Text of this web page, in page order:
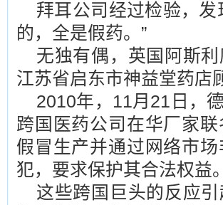
拜耳公司经过检验，
的，全是假药。”
无独有偶，英国阿斯
江苏省启东市神益堂药店
2010年，11月21日，
跨国医药公司在华厂家
假冒生产并通过网络市
犯，要求保护其合法权益。
这些跨国巨头的反应